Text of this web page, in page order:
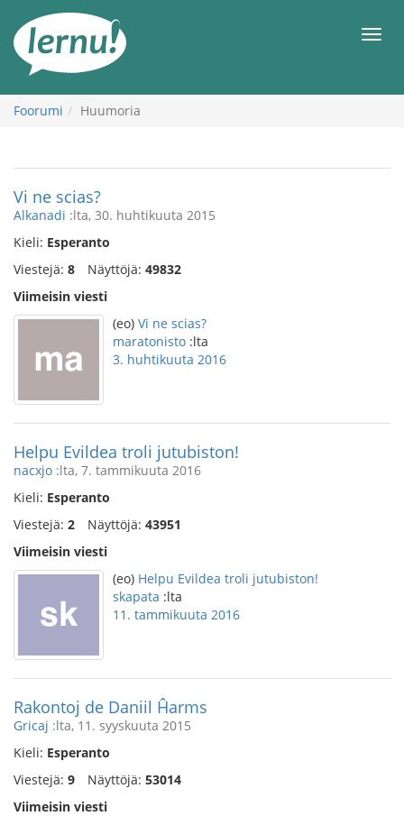
sisältöön
Foorumi Huumoria
Vi ne scias?
Alkanadi :lta, 30. huhtikuuta 2015
Kieli: Esperanto
Viestejä: 8 Näyttöjä: 49832
Viimeisin viesti
(eo) Vi ne scias?
maratonisto :lta
3. huhtikuuta 2016
Helpu Evildea troli jutubiston!
nacxjo :lta, 7. tammikuuta 2016
Kieli: Esperanto
Viestejä: 2 Näyttöjä: 43951
Viimeisin viesti
(eo) Helpu Evildea troli jutubiston!
skapata :lta
11. tammikuuta 2016
Rakontoj de Daniil Ĥarms
Gricaj :lta, 11. syyskuuta 2015
Kieli: Esperanto
Viestejä: 9 Näyttöjä: 53014
Viimeisin viesti